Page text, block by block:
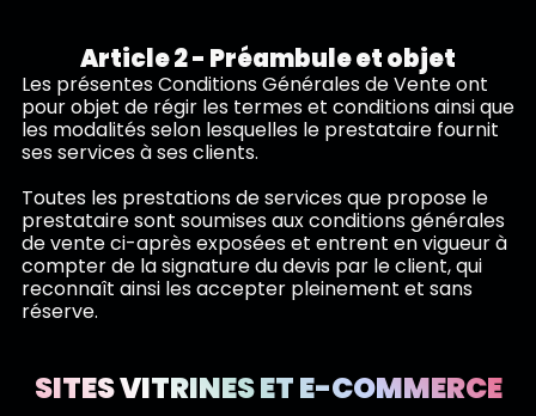
Article 2 - Préambule et objet
Les présentes Conditions Générales de Vente ont
pour objet de régir les termes et conditions ainsi que
les modalités selon lesquelles le prestataire fournit
ses services à ses clients.
Toutes les prestations de services que propose le
prestataire sont soumises aux conditions générales
de vente ci-après exposées et entrent en vigueur à
compter de la signature du devis par le client, qui
reconnaît ainsi les accepter pleinement et sans
réserve.
SITES VITRINES ET E-COMMERCE